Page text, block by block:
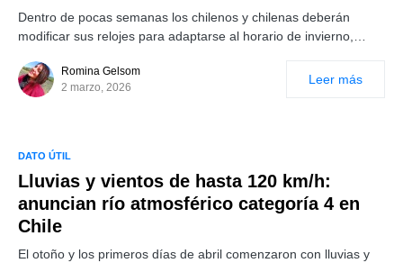
Dentro de pocas semanas los chilenos y chilenas deberán
modificar sus relojes para adaptarse al horario de invierno,…
Romina Gelsom
2 marzo, 2026
Leer más
DATO ÚTIL
Lluvias y vientos de hasta 120 km/h:
anuncian río atmosférico categoría 4 en
Chile
El otoño y los primeros días de abril comenzaron con lluvias y